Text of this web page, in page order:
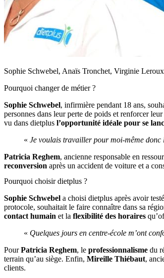
Sophie Schwebel, Anaïs Tronchet, Virginie
Pourquoi changer de métier ?
Sophie Schwebel, infirmière pendant 18 ans,
personnes dans leur perte de poids et renforcer
vu dans dietplus l’opportunité idéale pour se
« Je voulais travailler pour moi-même donc
Patricia Reghem, ancienne responsable en
reconversion après un accident de voiture et a
Pourquoi choisir dietplus ?
Sophie Schwebel a choisi dietplus après avoir testé
protocole, souhaitait le faire connaître dans sa
contact humain et la flexibilité des horaires
« Quelques jours en centre-école m’ont
PourPatricia Reghem, le professionnalisme du
terrain qu’au siège. Enfin, Mireille Thiébaut,
clients.